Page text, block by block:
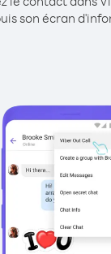
son écran